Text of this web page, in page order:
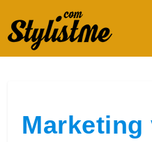
Marketing